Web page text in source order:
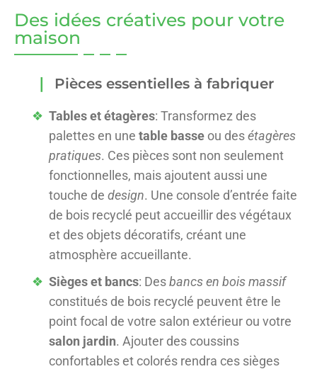
Des idées créatives pour votre
maison
Pièces essentielles à fabriquer
Tables et étagères: Transformez des
palettes en une table basse ou desétagères
pratiques. Ces pièces sont non seulement
fonctionnelles, mais ajoutent aussi une
touche de design. Une console d’entrée faite
de bois recyclé peut accueillir des végétaux
et des objets décoratifs, créant une
atmosphère accueillante.
Sièges et bancs: Desbancs en bois massif
constitués de bois recyclé peuvent être le
point focal de votre salon extérieur ou votre
salon jardin. Ajouter des coussins
confortables et colorés rendra ces sièges